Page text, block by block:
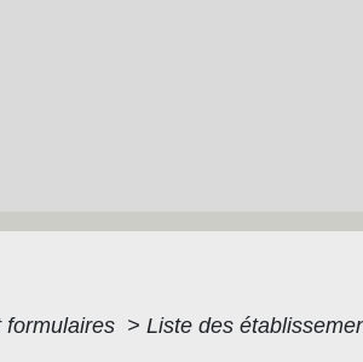
formulaires > Liste des